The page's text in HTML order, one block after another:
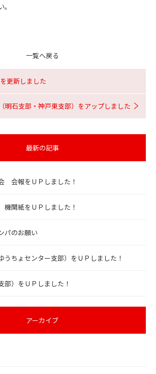
一覧へ戻る
更新しました
明石支部・神戸東支部）をアップしました
最新の記事
会報をＵＰしました！
関紙をＵＰしました！
パのお願い
うちょセンター支部）をＵＰしました！
部）をＵＰしました！
アーカイブ